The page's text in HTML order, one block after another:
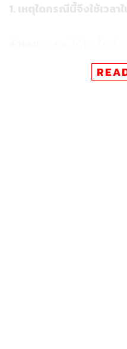
1. เหตุใดกรณีนี้จึงใช้เวลา
มีความซับซ้อนในการตรวจ